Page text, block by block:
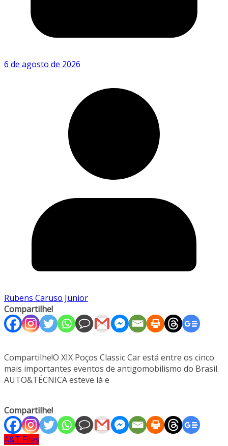
6 de agosto de 2026
Rubens Caruso Junior
Compartilhe!
Compartilhe!O XIX Poços Classic Car está entre os cinco
mais importantes eventos de antigomobilismo do Brasil.
AUTO&TÉCNICA esteve lá e
Compartilhe!
A&T Files